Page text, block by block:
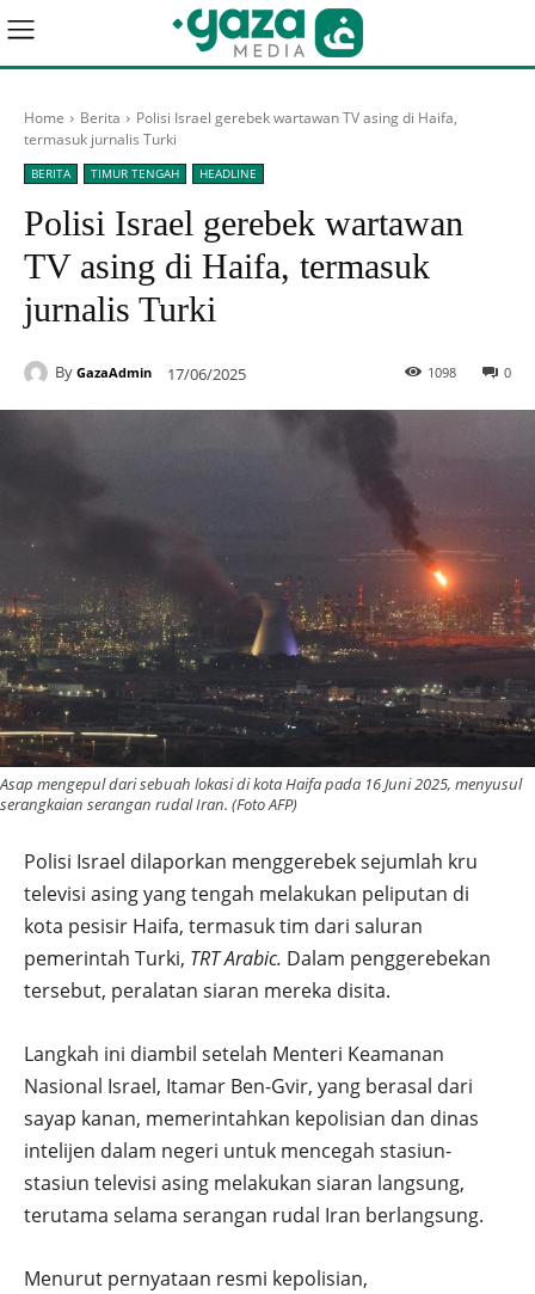
Home Berita
Polisi Israel gerebek wartawan TV asing di Haifa,
termasuk jurnalis Turki
BERITA TIMUR TENGAH HEADLINE
Polisi Israel gerebek wartawan
TV asing di Haifa, termasuk
jurnalis Turki
By GazaAdmin 17/06/2025 0
1098
Asap mengepul dari sebuah lokasi di kota Haifa pada 16 Juni 2025, menyusul
serangkaian serangan rudal Iran. (Foto AFP)
Polisi Israel dilaporkan menggerebek sejumlah kru
televisi asing yang tengah melakukan peliputan di
kota pesisir Haifa, termasuk tim dari saluran
pemerintah Turki, TRT Arabic. Dalam penggerebekan
tersebut, peralatan siaran mereka disita.
Langkah ini diambil setelah Menteri Keamanan
Nasional Israel, Itamar Ben-Gvir, yang berasal dari
sayap kanan, memerintahkan kepolisian dan dinas
intelijen dalam negeri untuk mencegah stasiun-
stasiun televisi asing melakukan siaran langsung,
terutama selama serangan rudal Iran berlangsung.
Menurut pernyataan resmi kepolisian,